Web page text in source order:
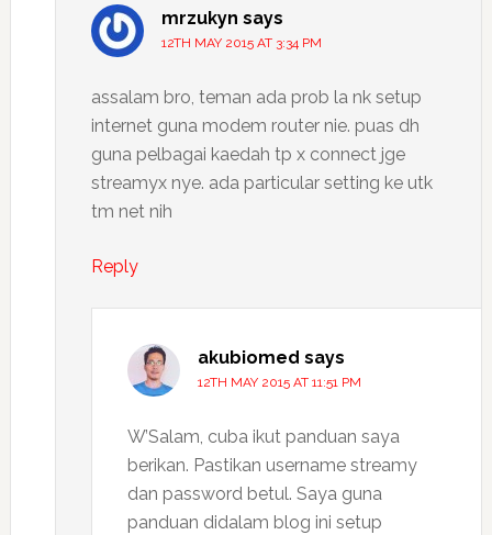
mrzukyn says
12TH MAY 2015 AT 3:34 PM
assalam bro, teman ada prob la nk setup
internet guna modem router nie. puas dh
guna pelbagai kaedah tp x connect jge
streamyx nye. ada particular setting ke utk
tm net nih
Reply
akubiomed says
12TH MAY 2015 AT 11:51 PM
W’Salam, cuba ikut panduan saya
berikan. Pastikan username streamy
dan password betul. Saya guna
panduan didalam blog ini setup